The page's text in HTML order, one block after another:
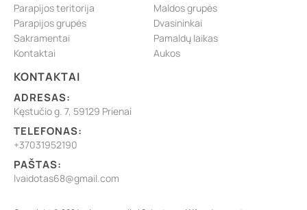
Parapijos teritorija
Parapijos grupės
Sakramentai
Kontaktai
Maldos grupės
Dvasininkai
Pamaldų laikas
Aukos
KONTAKTAI
ADRESAS:
Kęstučio g. 7, 59129 Prienai
TELEFONAS:
+37031952190
PAŠTAS:
lvaidotas68@gmail.com